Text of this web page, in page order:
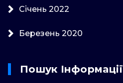
Січень 2022
Березень 2020
Пошук Інформації